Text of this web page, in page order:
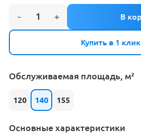
Купить в 1 клик
Обслуживаемая площадь, м²
120 140 155
Основные характеристики